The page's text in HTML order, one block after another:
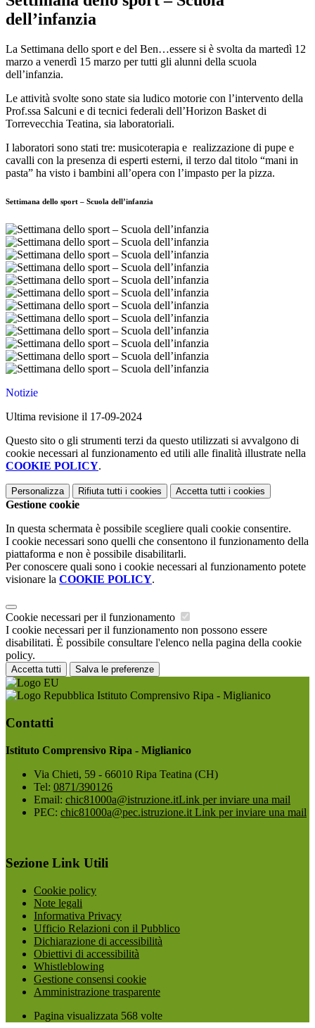
dell’infanzia
La Settimana dello sport e del Ben…essere si è svolta da martedì 12
marzo a venerdì 15 marzo per tutti gli alunni della scuola
dell’infanzia.
Le attività svolte sono state sia ludico motorie con l’intervento della
Prof.ssa Salcuni e di tecnici federali dell’Horizon Basket di
Torrevecchia Teatina, sia laboratoriali.
I laboratori sono stati tre: musicoterapia e realizzazione di pupe e
cavalli con la presenza di esperti esterni, il terzo dal titolo “mani in
pasta” ha visto i bambini all’opera con l’impasto per la pizza.
Settimana dello sport – Scuola dell’infanzia
Notizie
Ultima revisione il 17-09-2024
Questo sito o gli strumenti terzi da questo utilizzati si avvalgono di
cookie necessari al funzionamento ed utili alle finalità illustrate nella
COOKIE POLICY.
Personalizza Rifiuta tutti i cookies Accetta tutti i cookies
Gestione cookie
In questa schermata è possibile scegliere quali cookie consentire.
I cookie necessari sono quelli che consentono il funzionamento della
piattaforma e non è possibile disabilitarli.
Per conoscere quali sono i cookie necessari al funzionamento potete
visionare la COOKIE POLICY.
Cookie necessari per il funzionamento
I cookie necessari per il funzionamento non possono essere
disabilitati. È possibile consultare l'elenco nella pagina della cookie
policy.
Accetta tutti Salva le preferenze
Istituto Comprensivo Ripa - Miglianico
Contatti
Istituto Comprensivo Ripa - Miglianico
Via Chieti, 59 - 66010 Ripa Teatina (CH)
Tel: 0871/390126
Email: chic81000a@istruzione.itLink per inviare una mail
PEC: chic81000a@pec.istruzione.it Link per inviare una mail
Sezione Link Utili
Cookie policy
Note legali
Informativa Privacy
Ufficio Relazioni con il Pubblico
Dichiarazione di accessibilità
Obiettivi di accessibilità
Whistleblowing
Gestione consensi cookie
Amministrazione trasparente
Pagina visualizzata 568 volte